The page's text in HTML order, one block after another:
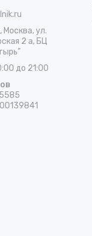
, Москва,ул.
2 а, БЦ
до 21:00